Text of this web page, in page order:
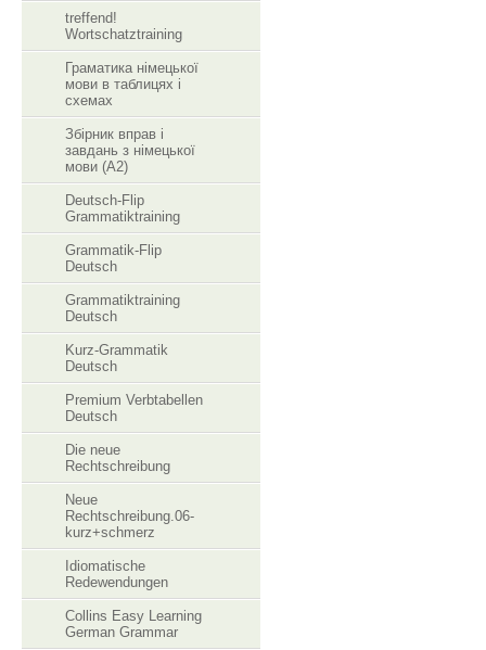
treffend!
Wortschatztraining
Граматика німецької
мови в таблицях і
схемах
Збірник вправ і
завдань з німецької
мови (А2)
Deutsch-Flip
Grammatiktraining
Grammatik-Flip
Deutsch
Grammatiktraining
Deutsch
Kurz-Grammatik
Deutsch
Premium Verbtabellen
Deutsch
Die neue
Rechtschreibung
Neue
Rechtschreibung.06-
kurz+schmerz
Idiomatische
Redewendungen
Collins Easy Learning
German Grammar